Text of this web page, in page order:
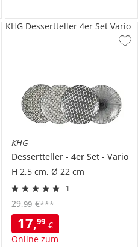
KHG
Dessertteller
4er Set
Vario
H 2,5 cm, Ø 22 cm
1
17,99 €
Online zum
29,99 €***
KHG Dessertteller 4er Set Vario